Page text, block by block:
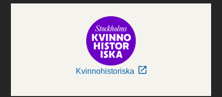
Kvinnohistoriska